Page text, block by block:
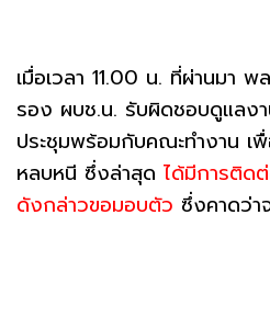
เมื่อเวลา 11.00 น. ที่ผ่านมา
รอง ผบช.น. รับผิดชอบดูแลง
ประชุมพร้อมกับคณะทำงาน เ
หลบหนี ซึ่งล่าสุด ได้มีการติด
ดังกล่าวขอมอบตัว ซึ่งคาดว่า